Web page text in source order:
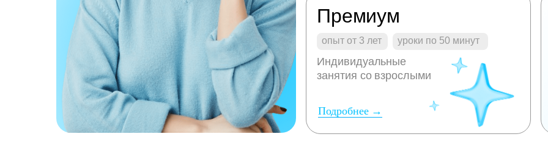
Премиум
опыт от 3 лет уроки по 50 минут
Индивидуальные
занятия со взрослыми
Подробнее →